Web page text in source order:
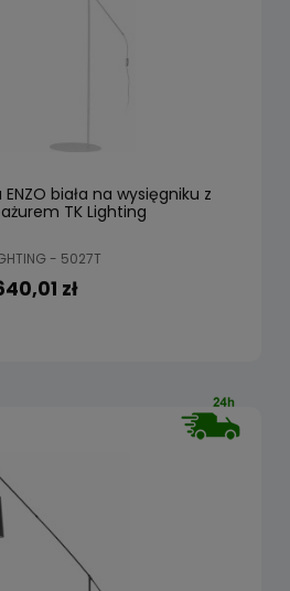
biała na wysięgniku z
TK Lighting
- 5027T
zł